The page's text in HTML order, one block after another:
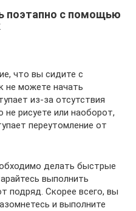
поэтапно с помощью
что вы сидите с
не можете начать
из-за отсутствия
рисуете или наоборот,
переутомление от
делать быстрые
выполнить
подряд. Скорее всего, вы
и выполните